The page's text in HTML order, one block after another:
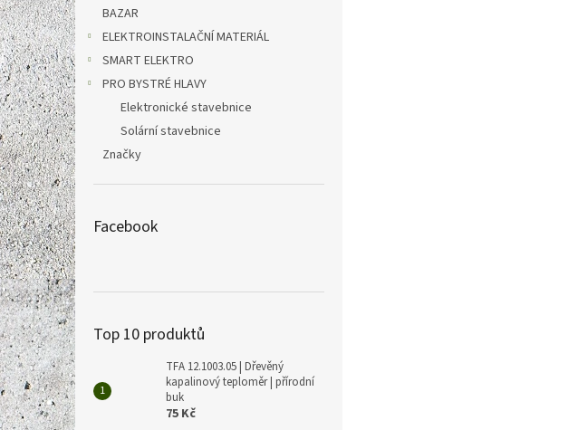
BAZAR
ELEKTROINSTALAČNÍ MATERIÁL
SMART ELEKTRO
PRO BYSTRÉ HLAVY
Elektronické stavebnice
Solární stavebnice
Značky
Facebook
Top 10 produktů
TFA 12.1003.05 | Dřevěný
kapalinový teploměr | přírodní
buk
75 Kč